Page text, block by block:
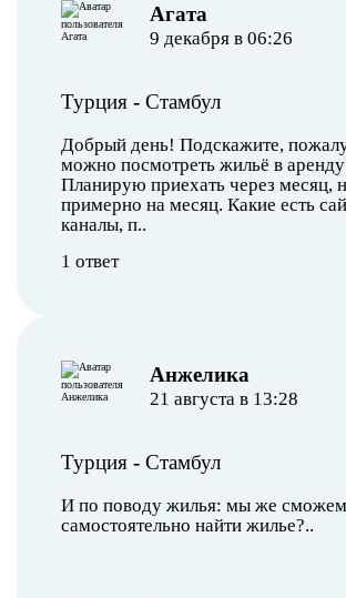
Агата
9 декабря в 06:26
Турция - Стамбул
Добрый день! Подскажите,
можно посмотреть жильё в
Планирую приехать через месяц,
примерно на месяц. Какие есть
каналы, п..
1 ответ
Анжелика
21 августа в 13:28
Турция - Стамбул
И по поводу жилья: мы же сможем
самостоятельно найти жилье?..